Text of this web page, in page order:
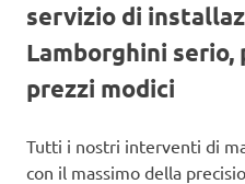
servizio di
Lamborghini serio,
prezzi modici
Tutti i nostri interventi di
con il massimo della